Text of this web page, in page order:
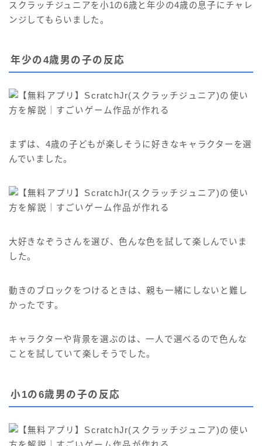
スクラッチジュニアを小1の6歳と年少の4歳の息子にチャレ
ンジしてもらいました。
年少の4歳男の子の反応
まずは、4歳の子どもが楽しそうに好きなキャラクターを選
んでいました。
大好きなぞうさんを選び、色んな色を試して楽しんでいま
した。
動きのブロックをつけるときは、親も一緒にしないと難し
かったです。
キャラクターや背景を選ぶのは、一人で選べるので色んな
ことを試していて楽しそうでした。
小1の6歳男の子の反応